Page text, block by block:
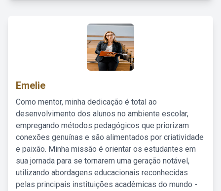
Emelie
Como mentor, minha dedicação é total ao
desenvolvimento dos alunos no ambiente escolar,
empregando métodos pedagógicos que priorizam
conexões genuínas e são alimentados por criatividade
e paixão. Minha missão é orientar os estudantes em
sua jornada para se tornarem uma geração notável,
utilizando abordagens educacionais reconhecidas
pelas principais instituições acadêmicas do mundo -